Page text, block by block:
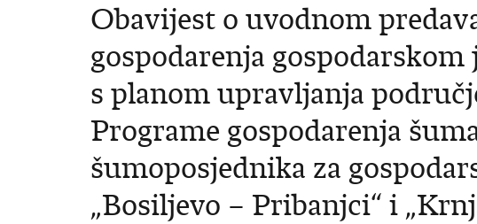
Obavijest o uvodnom
gospodarenja
s planom upravljanja
Programe gospodarenja
šumoposjednika za
„Bosiljevo – Pribanjci“ i